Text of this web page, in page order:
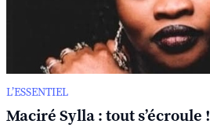
L’ESSENTIEL
Maciré Sylla : tout s’écroule !